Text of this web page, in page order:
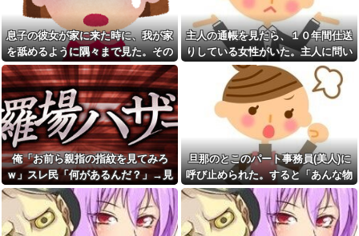
すか！？」婆さん「腕が抜けな
いのよ…助けて！」→帰宅した
ら玄関前がとんでもない修羅場
になっていて…
下に住み始めた住民の頭がお
かしい。朝3時から部屋に掃除機
をかける音が響く・・・
嫁からマジで離婚を切り出さ
れている。俺がネトゲしすぎて
全くかまわなかったのが原因ら
しく...
娘「お父さん早く来て！」俺
「何があった？」→「知らない
人につけられてる」と聞いて血
の気が引いて…
無人レジに前の人のレシート
が残っててん百円当たりとか書
かれた当たり券だったが店員が
さっと取ってった
方で、近所の婦人会メンバーか
ら「死なないといいね」と不吉
な言葉を何度も繰り返されてし
まう・・・
浮気と緊急避妊薬を隠す元カ
ノ！問い詰めると「記憶がな
い」と逃げ、私を「モラハラ
男」認定してキープ＆おねだり
三昧。浮気発覚後、我慢の限界
で他の女性とスピード婚した結
果ｗｗｗｗｗ
【徹底議論】近代日本史で最
も取り返しのつかなかった失敗
って何？
旦那のとこのパート事務員(美
人)に呼び止められた。すると
「あんな物(昼食)を旦那さんに食
べさせるなんて信じられな
い！」と言い出し...
息子の彼女が家に来た時に、我が家
を舐めるように隅々まで見た。その
次の瞬間、女がとんでもない一言
主人の通帳を見たら、１０年間仕送
りしている女性がいた。主人に問い
詰めたら、白状して...
俺「お前ら親指の指紋を見てみろ
ｗ」スレ民「何があるんだ？」→見
た瞬間、思わず笑ってしまう人が続
出して…
旦那のとこのパート事務員(美人)に
呼び止められた。すると「あんな物
(昼食)を旦那さんに食べさせるなん
て信じられない！」と言い出し...